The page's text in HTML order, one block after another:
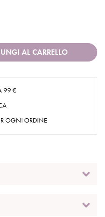
AL CARRELLO
99 €
OGNI ORDINE